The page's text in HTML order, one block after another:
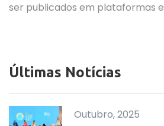
ser publicados em plataformas
Últimas Notícias
Outubro, 2025